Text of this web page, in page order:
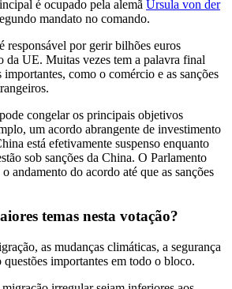
é ocupado pela alemã Ursula von der
mandato no comando.
responsável por gerir bilhões euros
da UE. Muitas vezes tem a palavra final
importantes, como o comércio e as sanções
congelar os principais objetivos
um acordo abrangente de investimento
está efetivamente suspenso enquanto
sob sanções da China. O Parlamento
andamento do acordo até que as sanções
temas nesta votação?
as mudanças climáticas, a segurança
importantes em todo o bloco.